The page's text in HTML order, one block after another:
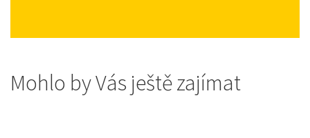
Mohlo by Vás ještě zajímat